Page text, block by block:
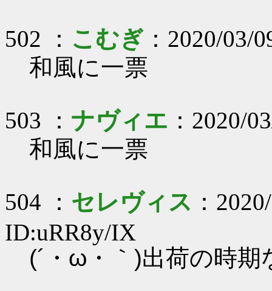
502 ： こむぎ ：2020/03/
和風に一票
503 ： ナヴィエ ：2020/
和風に一票
504 ： セレヴィス ：
ID:uRR8y/IX
(´・ω・｀)出荷の時